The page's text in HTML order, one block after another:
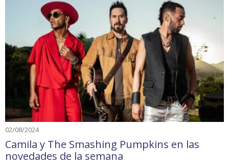
02/08/2024
Camila y The Smashing Pumpkins en las
novedades de la semana